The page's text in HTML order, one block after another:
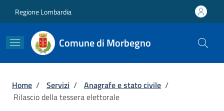
Regione Lombardia
Comune di Morbegno
Briciole di pane
Home / Servizi / Anagrafe e stato civile /
Rilascio della tessera elettorale